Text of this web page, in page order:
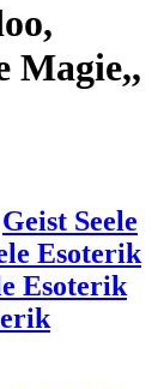
Magie,,
Geist Seele
Esoterik
Esoterik